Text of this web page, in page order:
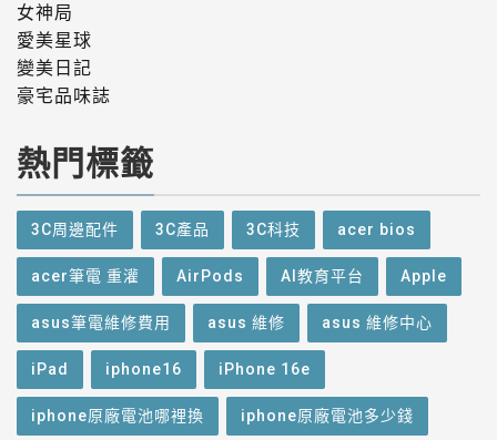
女神局
愛美星球
變美日記
豪宅品味誌
熱門標籤
3C周邊配件 3C產品 3C科技 acer bios
acer筆電 重灌 AirPods AI教育平台 Apple
asus筆電維修費用 asus 維修 asus 維修中心
iPad iphone16 iPhone 16e
iphone原廠電池哪裡換 iphone原廠電池多少錢